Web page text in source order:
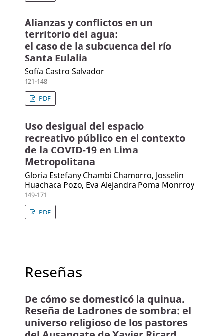
Alianzas y conflictos en un
territorio del agua:
el caso de la subcuenca del río
Santa Eulalia
Sofía Castro Salvador
121-148
PDF
Uso desigual del espacio
recreativo público en el contexto
de la COVID-19 en Lima
Metropolitana
Gloria Estefany Chambi Chamorro, Josselin
Huachaca Pozo, Eva Alejandra Poma Monrroy
149-171
PDF
Reseñas
De cómo se domesticó la quinua.
Reseña de Ladrones de sombra: el
universo religioso de los pastores